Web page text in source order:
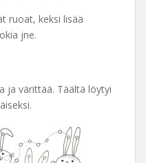
ruoat, keksi lisää
jne.
ja värittää. Täältä löytyi